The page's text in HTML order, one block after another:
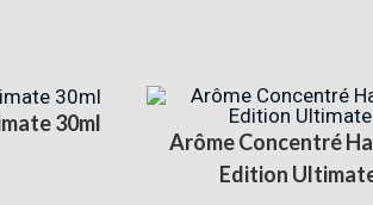
30ml
Arôme Concentré
Edition